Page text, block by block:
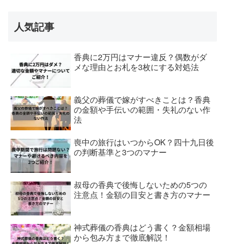
人気記事
香典に2万円はマナー違反？偶数がダ
メな理由とお札を3枚にする対処法
義父の葬儀で嫁がすべきことは？香典
の金額や手伝いの範囲・失礼のない作
法
喪中の旅行はいつからOK？四十九日後
の判断基準と3つのマナー
叔母の香典で後悔しないための5つの
注意点！金額の目安と書き方のマナー
神式葬儀の香典はどう書く？金額相場
から包み方まで徹底解説！